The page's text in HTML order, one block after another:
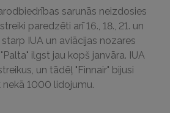
sarunās neizdosies
paredzēti arī 16., 18., 21. un
IUA un aviācijas nozares
ilgst jau kopš janvāra. IUA
un tādēļ "Finnair" bijusi
1000 lidojumu.